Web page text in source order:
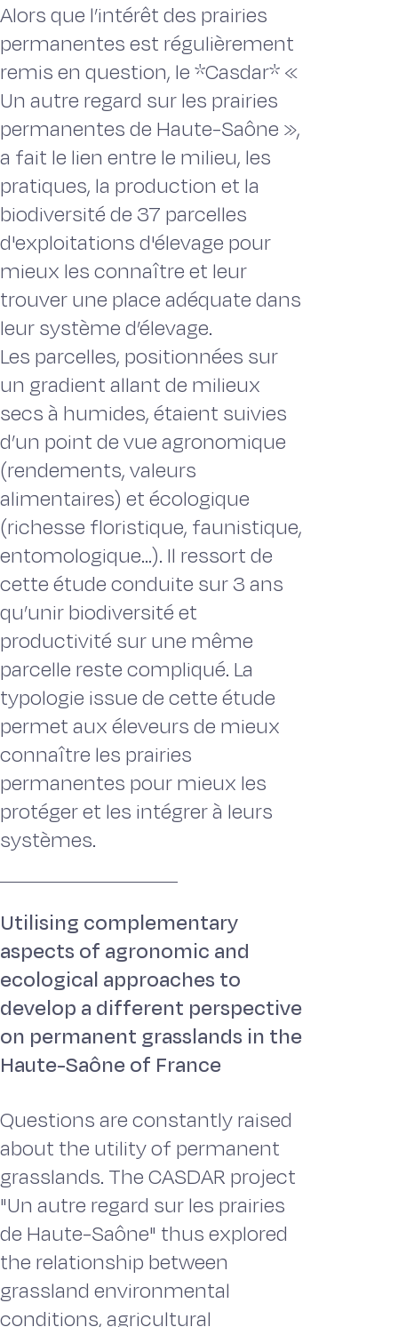
Alors que l’intérêt des prairies
permanentes est régulièrement
remis en question, le *Casdar* «
Un autre regard sur les prairies
permanentes de Haute-Saône »,
a fait le lien entre le milieu, les
pratiques, la production et la
biodiversité de 37 parcelles
d'exploitations d'élevage pour
mieux les connaître et leur
trouver une place adéquate dans
leur système d’élevage.
Les parcelles, positionnées sur
un gradient allant de milieux
secs à humides, étaient suivies
d’un point de vue agronomique
(rendements, valeurs
alimentaires) et écologique
(richesse floristique, faunistique,
entomologique...). Il ressort de
cette étude conduite sur 3 ans
qu’unir biodiversité et
productivité sur une même
parcelle reste compliqué. La
typologie issue de cette étude
permet aux éleveurs de mieux
connaître les prairies
permanentes pour mieux les
protéger et les intégrer à leurs
systèmes.
Utilising complementary
aspects of agronomic and
ecological approaches to
develop a different perspective
on permanent grasslands in the
Haute-Saône of France
Questions are constantly raised
about the utility of permanent
grasslands. The CASDAR project
"Un autre regard sur les prairies
de Haute-Saône" thus explored
the relationship between
grassland environmental
conditions, agricultural